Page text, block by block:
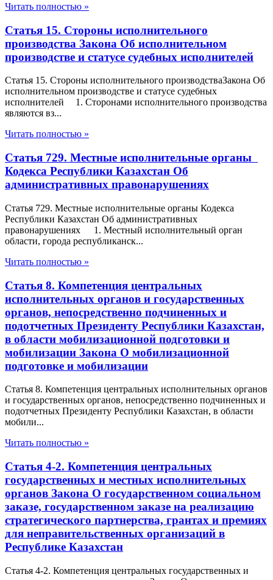
Читать полностью »
Статья 15. Стороны исполнительного
производства Закона Об исполнительном
производстве и статусе судебных исполнителей
Статья 15. Стороны исполнительного производстваЗакона Об
исполнительном производстве и статусе судебных
исполнителей 1. Сторонами исполнительного производства
являются вз...
Читать полностью »
Статья 729. Местные исполнительные органы
Кодекса Республики Казахстан Об
административных правонарушениях
Статья 729. Местные исполнительные органы Кодекса
Республики Казахстан Об административных
правонарушениях 1. Местный исполнительный орган
области, города республиканск...
Читать полностью »
Статья 8. Компетенция центральных
исполнительных органов и государственных
органов, непосредственно подчиненных и
подотчетных Президенту Республики Казахстан,
в области мобилизационной подготовки и
мобилизации Закона О мобилизационной
подготовке и мобилизации
Статья 8. Компетенция центральных исполнительных органов
и государственных органов, непосредственно подчиненных и
подотчетных Президенту Республики Казахстан, в области
мобили...
Читать полностью »
Статья 4-2. Компетенция центральных
государственных и местных исполнительных
органов Закона О государственном социальном
заказе, государственном заказе на реализацию
стратегического партнерства, грантах и премиях
для неправительственных организаций в
Республике Казахстан
Статья 4-2. Компетенция центральных государственных и